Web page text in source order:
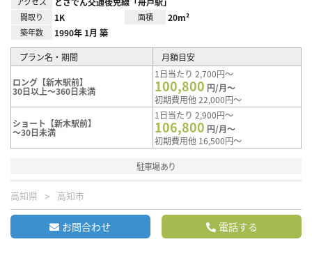
間取り 1K 面積 20m²
築年数 1990年 1月 築
プラン名・期間 月額目安
ロング【新木駅前】
30日以上～360日未満
1日当たり 2,700円～
100,800 円/月～
初期費用他 22,000円～
ショート【新木駅前】
～30日未満
1日当たり 2,900円～
106,800 円/月～
初期費用他 16,500円～
駐車場あり
高知県 高知市
お問合わせ 電話する